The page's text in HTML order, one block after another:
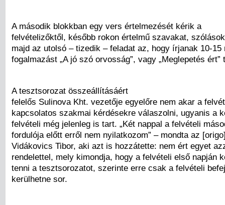
A második blokkban egy vers értelmezését kérik a
felvételizőktől, később rokon értelmű szavakat,
majd az utolsó – tizedik – feladat az, hogy írjanak 10-15
fogalmazást „A jó szó orvosság”, vagy „Meglepetés ért”
A tesztsorozat összeállításáért
felelős Sulinova Kht. vezetője egyelőre nem akar a
kapcsolatos szakmai kérdésekre válaszolni, ugyanis a
felvételi még jelenleg is tart. „Két nappal a felvételi
fordulója előtt erről nem nyilatkozom” – mondta az
Vidákovics Tibor, aki azt is hozzátette: nem ért egyet
rendelettel, mely kimondja, hogy a felvételi első napján
tenni a tesztsorozatot, szerinte erre csak a felvételi
kerülhetne sor.